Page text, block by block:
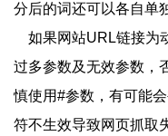
分后的词还可以各自单
如果网站URL链接为
过多参数及无效参数，
慎使用#参数，有可能
符不生效导致网页抓取